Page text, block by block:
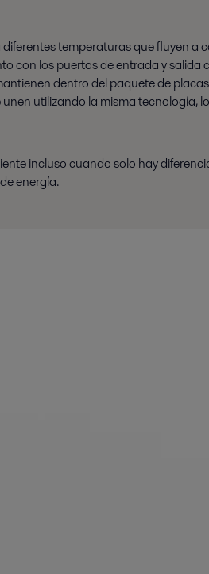
temperaturas que fluyen
con los puertos de entrada y
dentro del paquete de
utilizando la misma tecnología,
incluso cuando solo hay
energía.